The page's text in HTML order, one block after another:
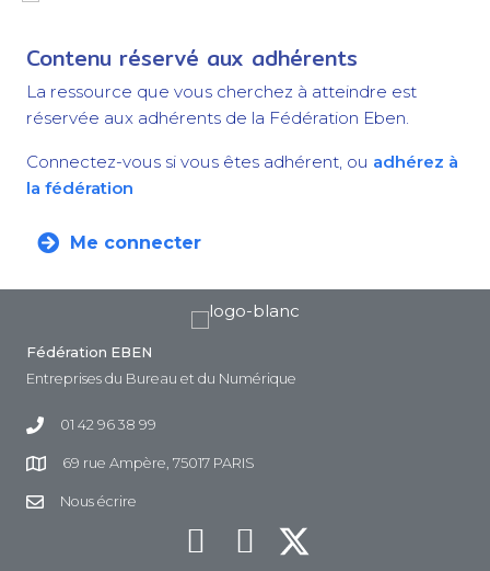
Contenu réservé aux adhérents
La ressource que vous cherchez à atteindre est
réservée aux adhérents de la Fédération Eben.
Connectez-vous si vous êtes adhérent, ou adhérez à
la fédération
Me connecter
Fédération EBEN
Entreprises du Bureau et du Numérique
01 42 96 38 99
69 rue Ampère, 75017 PARIS
Nous écrire